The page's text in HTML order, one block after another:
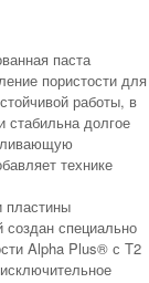
паста
пористости для
работы, в
стабильна долгое
технике
пластины
создан специально
Alpha Plus® с T2